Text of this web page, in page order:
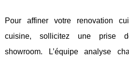
Pour affiner votre renovation
cuisine, sollicitez une prise
showroom. L’équipe analyse